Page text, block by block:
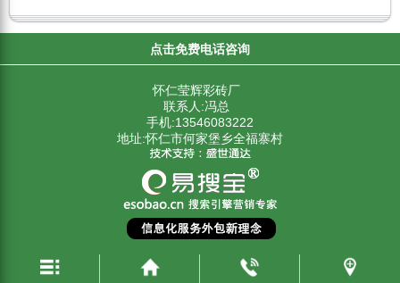
点击免费电话咨询
怀仁莹辉彩砖厂
联系人:冯总
手机:13546083222
地址:怀仁市何家堡乡全福寨村